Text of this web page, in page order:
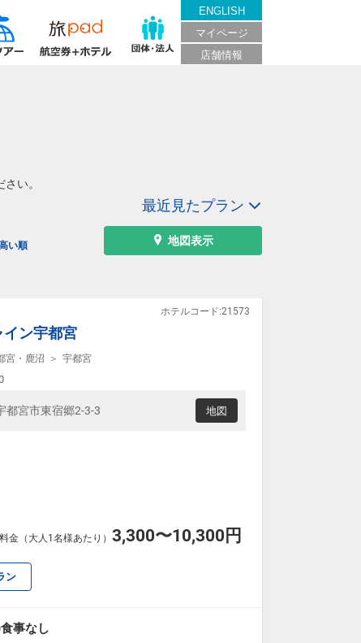
ENGLISH
マイページ
店舗情報
い。
最近見たプラン
地図表示
い順
ン宇都宮
ホテルコード:21573
宮・鹿沼 宇都宮
都宮市東宿郷2-3-3 地図
金（大人1名様あたり） 3,300〜10,300円
ン
事なし